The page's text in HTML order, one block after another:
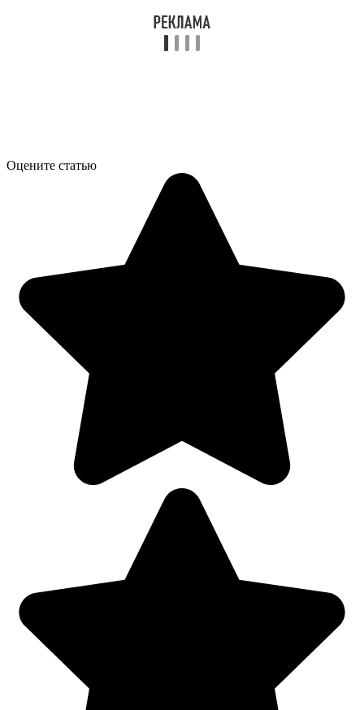
Оцените статью